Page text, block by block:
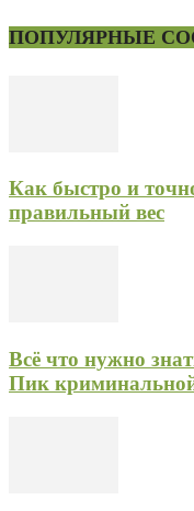
ПОПУЛЯРНЫЕ
Как быстро и
правильный вес
Всё что нужно
Пик